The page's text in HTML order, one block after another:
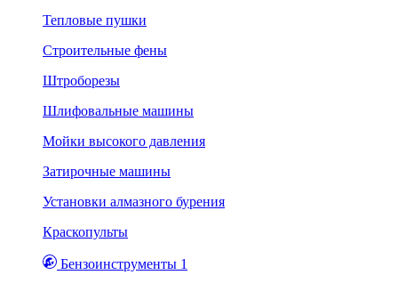
Тепловые пушки
Строительные фены
Штроборезы
Шлифовальные машины
Мойки высокого давления
Затирочные машины
Установки алмазного бурения
Краскопульты
Бензоинструменты 1